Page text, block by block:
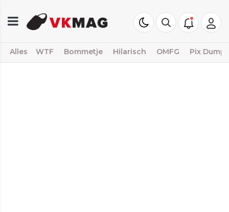
Alles WTF Bommetje Hilarisch OMFG Pix Dump